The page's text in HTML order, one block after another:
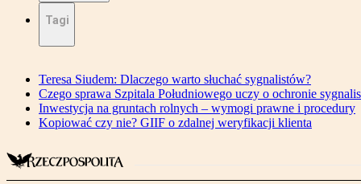
Tagi
Teresa Siudem: Dlaczego warto słuchać sygnalistów?
Czego sprawa Szpitala Południowego uczy o ochronie
Inwestycja na gruntach rolnych – wymogi prawne i procedury
Kopiować czy nie? GIIF o zdalnej weryfikacji klienta